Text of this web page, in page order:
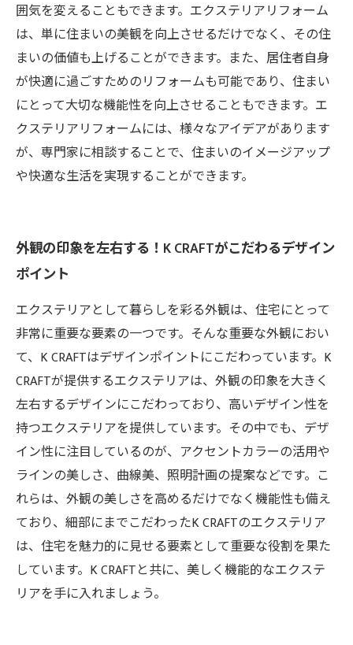
囲気を変えることもできます。エクステリアリフォーム
は、単に住まいの美観を向上させるだけでなく、その住
まいの価値も上げることができます。また、居住者自身
が快適に過ごすためのリフォームも可能であり、住まい
にとって大切な機能性を向上させることもできます。エ
クステリアリフォームには、様々なアイデアがあります
が、専門家に相談することで、住まいのイメージアップ
や快適な生活を実現することができます。
外観の印象を左右する！K CRAFTがこだわるデザイン
ポイント
エクステリアとして暮らしを彩る外観は、住宅にとって
非常に重要な要素の一つです。そんな重要な外観におい
て、K CRAFTはデザインポイントにこだわっています。K
CRAFTが提供するエクステリアは、外観の印象を大きく
左右するデザインにこだわっており、高いデザイン性を
持つエクステリアを提供しています。その中でも、デザ
イン性に注目しているのが、アクセントカラーの活用や
ラインの美しさ、曲線美、照明計画の提案などです。こ
れらは、外観の美しさを高めるだけでなく機能性も備え
ており、細部にまでこだわったK CRAFTのエクステリア
は、住宅を魅力的に見せる要素として重要な役割を果た
しています。K CRAFTと共に、美しく機能的なエクステ
リアを手に入れましょう。